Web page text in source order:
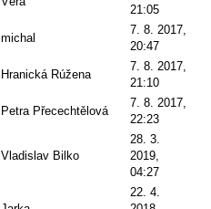
21:05
michal
7. 8. 2017,
20:47
Hranická Rúžena
7. 8. 2017,
21:10
Petra Přecechtělová
7. 8. 2017,
22:23
Vladislav Bilko
28. 3.
2019,
04:27
22. 4.